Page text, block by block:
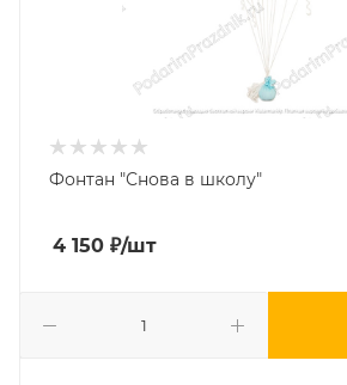
Фонтан "Снова в школу"
4 150 ₽/шт